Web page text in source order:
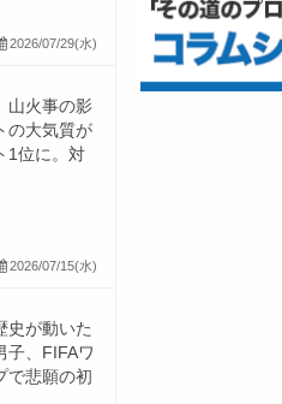
2026/07/29(水)
山火事の影
の大気質が
1位に。対
2026/07/15(水)
史が動いた
子、FIFAワ
で悲願の初